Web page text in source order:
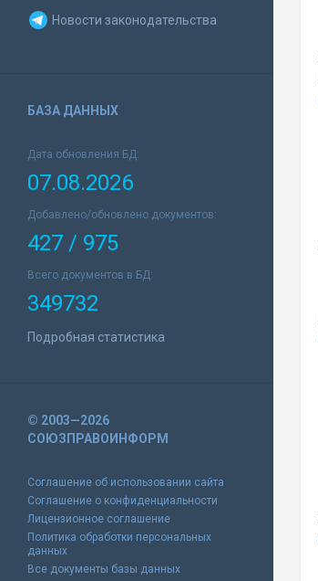
Новости законодательства
БАЗА ДАННЫХ
Дата обновления БД:
07.08.2026
Добавлено/обновлено документов:
427 / 975
Всего документов в БД:
349732
Подробная статистика
© 2003—2026
СОЮЗПРАВОИНФОРМ
Соглашение об использовании сайта
Соглашение о конфиденциальности
Лицензионное соглашение
Политика обработки персональных
данных
Все документы базы данных